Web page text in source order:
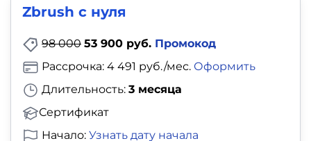
Zbrush с нуля
98 000 53 900 руб. Промокод
Длительность: 3 месяца
Сертификат
Рассрочка: 4 491 руб./мес. Оформить
Начало: Узнать дату начала